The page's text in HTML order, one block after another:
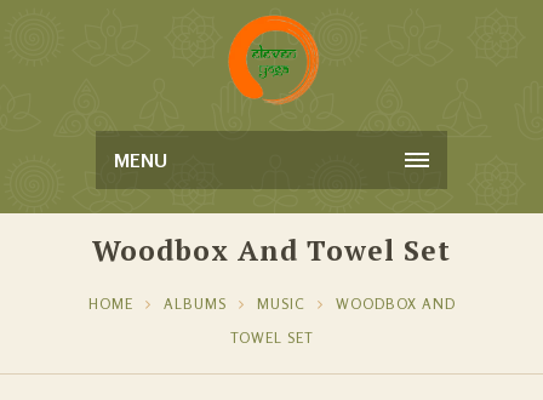
MENU
Woodbox And Towel Set
HOME ALBUMS MUSIC
WOODBOX AND
TOWEL SET